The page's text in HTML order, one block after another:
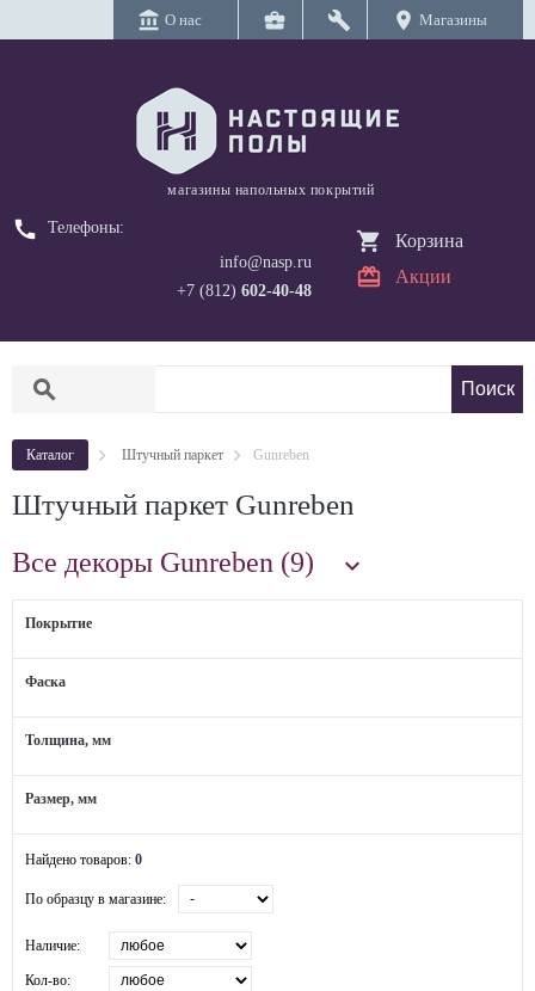
account_balance О нас business_center build location_on Магазины
магазины напольных покрытий
call
Телефоны:
info@nasp.ru
+7 (812) 602-40-48
Корзина
Акции
search
Каталог Штучный паркет Gunreben
Штучный паркет Gunreben
Все декоры Gunreben (9) 
Покрытие
Фаска
Толщина, мм
Размер, мм
Найдено товаров: 0
По образцу в магазине:
Наличие:
Кол-во: